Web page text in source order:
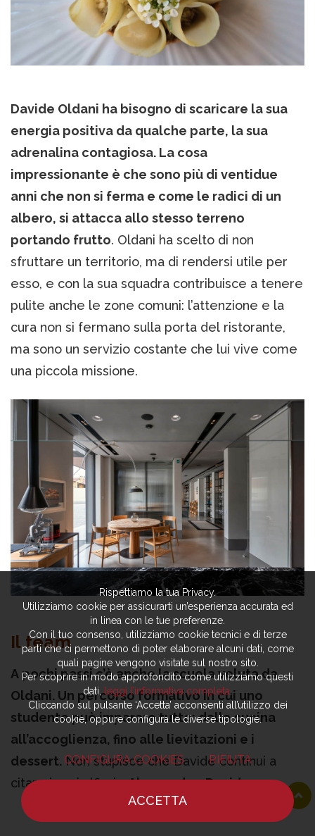
Davide Oldani ha bisogno di scaricare la sua
energia positiva da qualche parte, la sua
adrenalina contagiosa. La cosa
impressionante è che sono più di ventidue
anni che non si ferma e come le radici di un
albero, si attacca allo stesso terreno
portando frutto. Oldani ha scelto di non
sfruttare un territorio, ma di rendersi utile per
esso, e con la sua squadra contribuisce a tenere
pulite anche le zone comuni: l’attenzione e la
cura non si fermano sulla porta del ristorante,
ma sono un servizio costante che lui vive come
una piccola missione.
Il team
A pochi passi c’è anche la scuola voluta da
Oldani. Un percorso formativo in cui uno
studente può imparare tutto: dalla cucina
all’accoglienza, fino alle lievitazioni e i
dessert. Non stupisce che Davide continui a
citare i suoi alfieri -Alessandro, Davide,
Manuele, Wladimiro, Riccardo e Filippo
tutta la durata dell’intervista. Sembra davvero
Rispettiamo la tua Privacy.
Utilizziamo cookie per assicurarti un’esperienza accurata ed
in linea con le tue preferenze.
Con il tuo consenso, utilizziamo cookie tecnici e di terze
parti che ci permettono di poter elaborare alcuni dati, come
quali pagine vengono visitate sul nostro sito.
Per scoprire in modo approfondito come utilizziamo questi
dati,leggi l’informativa completa.
Cliccando sul pulsante ‘Accetta’ acconsenti all’utilizzo dei
cookie, oppure configura le diverse tipologie.
CONFIGURA COOKIES RIFIUTA
ACCETTA